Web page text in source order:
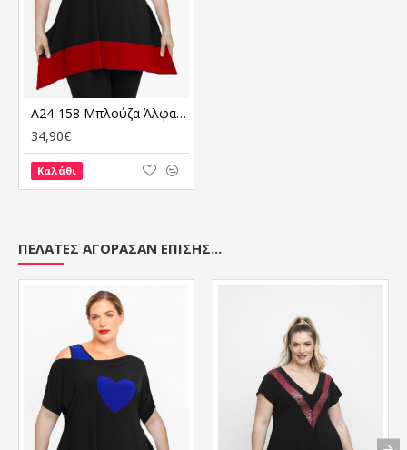
A24-158 Μπλούζα Άλφα με Καρδιά - Μπορντώ
34,90€
Καλάθι
ΠΕΛΆΤΕΣ ΑΓΌΡΑΣΑΝ ΕΠΊΣΗΣ...